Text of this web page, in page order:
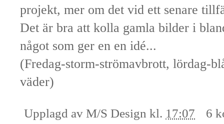
projekt, mer om det vid ett senare
Det är bra att kolla gamla bilder i
något som ger en en idé...
(Fredag-storm-strömavbrott, lördag-
väder)
Upplagd av M/S Design kl. 17:07 6